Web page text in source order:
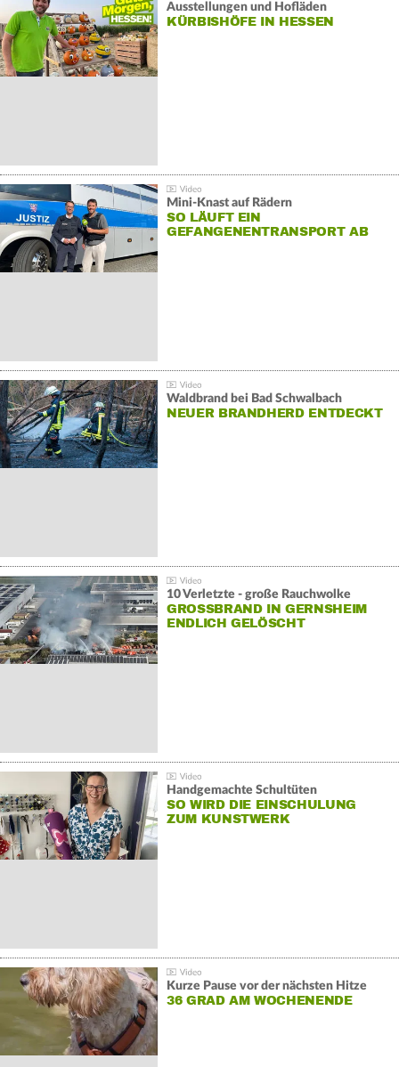
Ausstellungen und Hofläden
KÜRBISHÖFE IN HESSEN
Mini-Knast auf Rädern
SO LÄUFT EIN
GEFANGENENTRANSPORT AB
Waldbrand bei Bad Schwalbach
NEUER BRANDHERD ENTDECKT
10 Verletzte - große Rauchwolke
GROSSBRAND IN GERNSHEIM E
NDLICH GELÖSCHT
Handgemachte Schultüten
SO WIRD DIE EINSCHULUNG
ZUM KUNSTWERK
Kurze Pause vor der nächsten Hitze
36 GRAD AM WOCHENENDE